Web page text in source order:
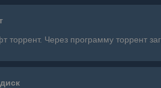
Через программу торрент